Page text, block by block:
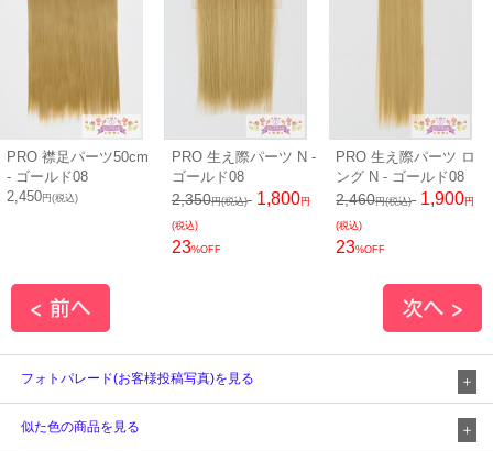
PRO 襟足パーツ50cm
- ゴールド08
2,450円(税込)
PRO 生え際パーツ N -
ゴールド08
2,350円(税込) 1,800円
(税込)
23%OFF
PRO 生え際パーツ ロ
ング N - ゴールド08
2,460円(税込) 1,900円
(税込)
23%OFF
フォトパレード(お客様投稿写真)を見る
似た色の商品を見る